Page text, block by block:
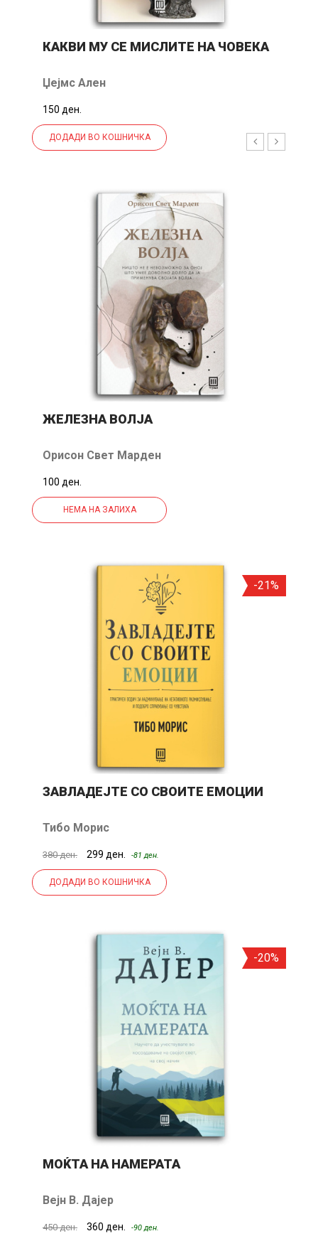
КАКВИ МУ СЕ МИСЛИТЕ НА ЧОВЕКА
Џејмс Ален
150 ден.
ДОДАДИ ВО КОШНИЧКА
ЖЕЛЕЗНА ВОЛЈА
Орисон Свет Марден
100 ден.
НЕМА НА ЗАЛИХА
-21%
ЗАВЛАДЕЈТЕ СО СВОИТЕ ЕМОЦИИ
Тибо Морис
380 ден. 299 ден. -81 ден.
ДОДАДИ ВО КОШНИЧКА
-20%
МОЌТА НА НАМЕРАТА
Вејн В. Дајер
450 ден. 360 ден. -90 ден.
ПЛАНИНАТА СИ ТИ
-51 ден.
ДОДАДИ ВО КОШНИЧКА